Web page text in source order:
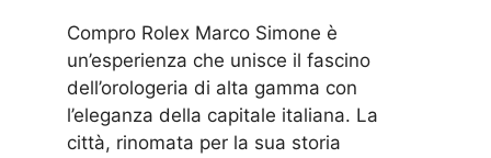
Compro Rolex Marco Simone è
un’esperienza che unisce il fascino
dell’orologeria di alta gamma con
l’eleganza della capitale italiana. La
città, rinomata per la sua storia